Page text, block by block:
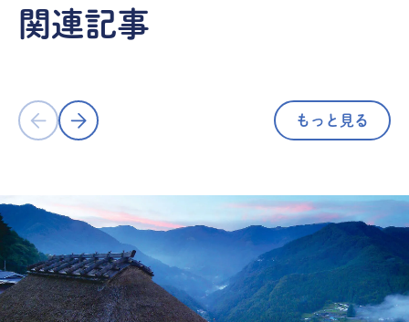
関連記事
もとで体験！／古庄染工場（徳島県徳
島市）
もっと見る